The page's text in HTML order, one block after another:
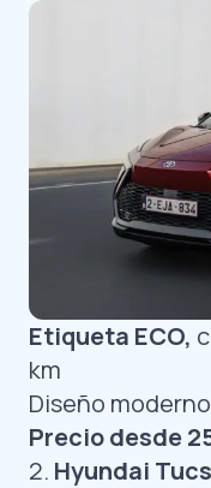
Etiqueta ECO,
km
Diseño
Precio desde
2. Hyundai